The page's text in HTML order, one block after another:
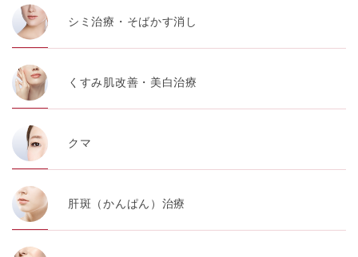
シミ治療・そばかす消し
くすみ肌改善・美白治療
クマ
肝斑（かんぱん）治療